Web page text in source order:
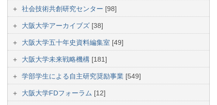
社会技術共創研究センター [98]
大阪大学アーカイブズ [38]
大阪大学五十年史資料編集室 [49]
大阪大学未来戦略機構 [181]
学部学生による自主研究奨励事業 [549]
大阪大学FDフォーラム [12]